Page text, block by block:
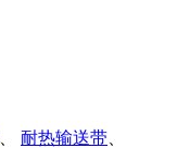
耐热输送带